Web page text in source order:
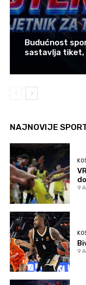
Budućnost
sastavlja tiket,
NAJNOVIJE
9
9